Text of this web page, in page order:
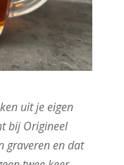
uit je eigen
bij Origineel
graveren en dat